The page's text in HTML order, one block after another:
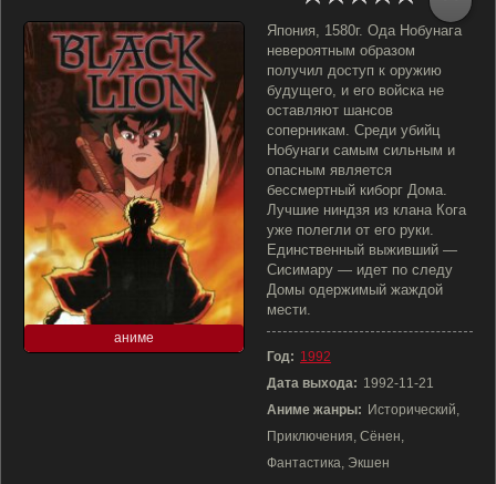
аниме
Япония, 1580г. Ода Нобунага
невероятным образом
получил доступ к оружию
будущего, и его войска не
оставляют шансов
соперникам. Среди убийц
Нобунаги самым сильным и
опасным является
бессмертный киборг Дома.
Лучшие ниндзя из клана Кога
уже полегли от его руки.
Единственный выживший —
Сисимару — идет по следу
Домы одержимый жаждой
мести.
Год: 1992
Дата выхода: 1992-11-21
Аниме жанры: Исторический,
Приключения, Сёнен,
Фантастика, Экшен